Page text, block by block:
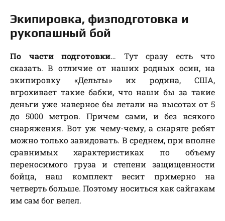
Экипировка, физподготовка и
рукопашный бой
По части подготовки… Тут сразу есть что
сказать. В отличие от наших родных осин, на
экипировку «Дельты» их родина, США,
вгрохивает такие бабки, что наши бы за такие
деньги уже наверное бы летали на высотах от 5
до 5000 метров. Причем сами, и без всякого
снаряжения. Вот уж чему-чему, а снаряге ребят
можно только завидовать. В среднем, при вполне
сравнимых характеристиках по объему
переносимого груза и степени защищенности
бойца, наш комплект весит примерно на
четверть больше. Поэтому носиться как сайгакам
им сам бог велел.